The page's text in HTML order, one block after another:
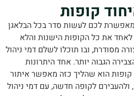
קופות
לכם לעשות סדר בכל הבלאגן
כל הקופות הישנות והלא
ובו תוכלו לשלם דמי ניהול
הגבוה יותר. אחד היתרונות
הוא שהליך כזה מאפשר איתור
לקופה חדשה, עם דמי ניהול